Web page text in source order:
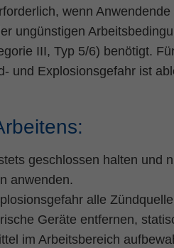
wenn
ungünstigen
III, Typ 5/6) benötigt.
und Explosionsgefahr ist
geschlossen halten und
anwenden.
alle
Geräte entfernen,
im Arbeitsbereich